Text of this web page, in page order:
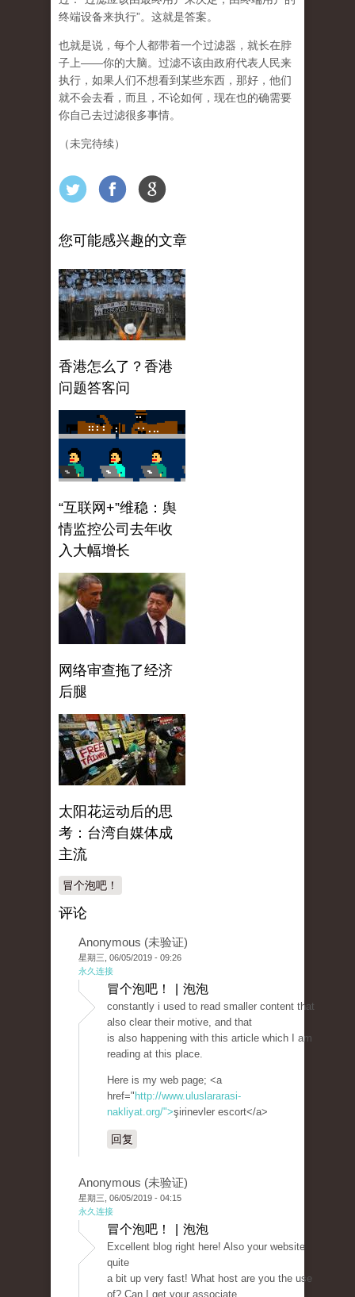
终端设备来执行”。这就是答案。
也就是说，每个人都带着一个过滤器，就长在脖
子上——你的大脑。过滤不该由政府代表人民来
执行，如果人们不想看到某些东西，那好，他们
就不会去看，而且，不论如何，现在也的确需要
你自己去过滤很多事情。
（未完待续）
您可能感兴趣的文章
香港怎么了？香港
问题答客问
“互联网+”维稳：舆
情监控公司去年收
入大幅增长
网络审查拖了经济
后腿
太阳花运动后的思
考：台湾自媒体成
主流
冒个泡吧！
评论
Anonymous (未验证)
星期三, 06/05/2019 - 09:26
永久连接
冒个泡吧！ | 泡泡
constantly i used to read smaller content that
also clear their motive, and that
is also happening with this article which I am
reading at this place.
Here is my web page; <a
href=" http://www.uluslararasi-
nakliyat.org/">şirinevler escort</a>
回复
Anonymous (未验证)
星期三, 06/05/2019 - 04:15
永久连接
冒个泡吧！ | 泡泡
Excellent blog right here! Also your website
quite
a bit up very fast! What host are you the use
of? Can I get your associate